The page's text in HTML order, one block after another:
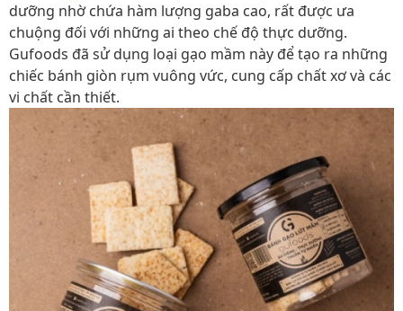
dưỡng nhờ chứa hàm lượng gaba cao, rất được ưa
chuộng đối với những ai theo chế độ thực dưỡng.
Gufoods đã sử dụng loại gạo mầm này để tạo ra những
chiếc bánh giòn rụm vuông vức, cung cấp chất xơ và các
vi chất cần thiết.